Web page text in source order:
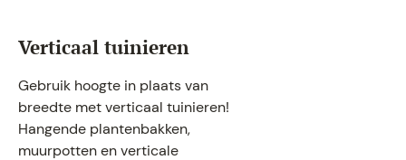
Verticaal tuinieren
Gebruik hoogte in plaats van
breedte met verticaal tuinieren!
Hangende plantenbakken,
muurpotten en verticale